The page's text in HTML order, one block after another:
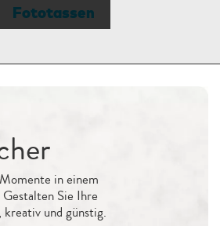
Fototassen
in einem
Sie Ihre
und günstig.